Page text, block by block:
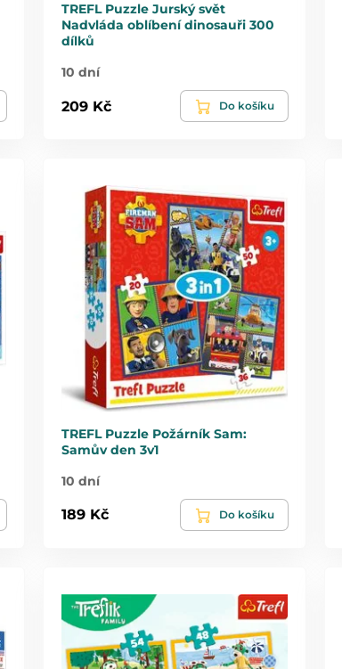
TREFL Puzzle Jurský svět
Nadvláda oblíbení dinosauři 300
dílků
10 dní
209 Kč Do košíku
TREFL Puzzle Požárník Sam:
Samův den 3v1
10 dní
189 Kč Do košíku